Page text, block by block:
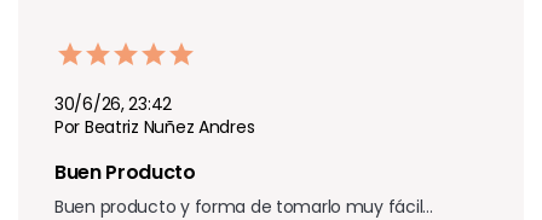
30/6/26, 23:42
Por Beatriz Nuñez Andres
Buen Producto
Buen producto y forma de tomarlo muy fácil…